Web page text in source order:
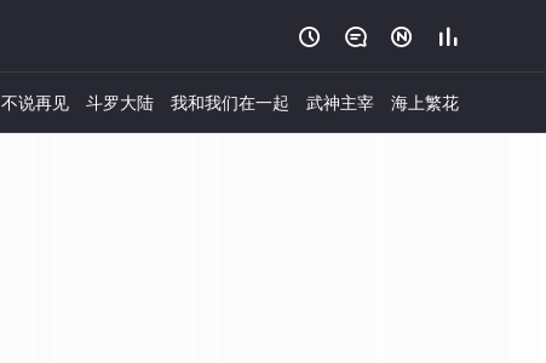
   
不说再见 斗罗大陆 我和我们在一起 武神主宰 海上繁花